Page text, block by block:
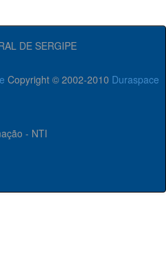
DE SERGIPE
Copyright © 2002-2010 Duraspace
- NTI